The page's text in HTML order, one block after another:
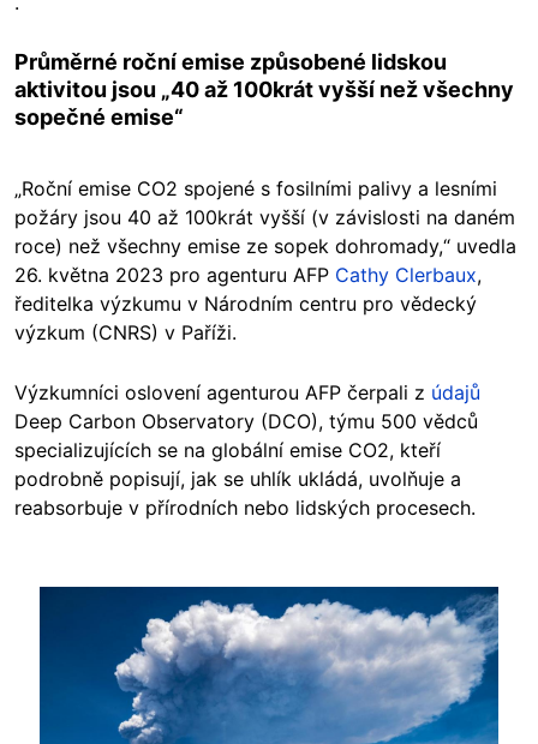
Průměrné roční emise způsobené lidskou
aktivitou jsou „40 až 100krát vyšší než všechny
sopečné emise“
„Roční emise CO2 spojené s fosilními palivy a lesními
požáry jsou 40 až 100krát vyšší (v závislosti na daném
roce) než všechny emise ze sopek dohromady,“ uvedla
26. května 2023 pro agenturu AFP Cathy Clerbaux,
ředitelka výzkumu v Národním centru pro vědecký
výzkum (CNRS) v Paříži.
Výzkumníci oslovení agenturou AFP čerpali z údajů
Deep Carbon Observatory (DCO), týmu 500 vědců
specializujících se na globální emise CO2, kteří
podrobně popisují, jak se uhlík ukládá, uvolňuje a
reabsorbuje v přírodních nebo lidských procesech.